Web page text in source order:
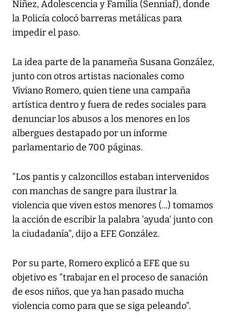
Niñez, Adolescencia y Familia (Senniaf), donde
la Policía colocó barreras metálicas para
impedir el paso.
La idea parte de la panameña Susana González,
junto con otros artistas nacionales como
Viviano Romero, quien tiene una campaña
artística dentro y fuera de redes sociales para
denunciar los abusos a los menores en los
albergues destapado por un informe
parlamentario de 700 páginas.
"Los pantis y calzoncillos estaban intervenidos
con manchas de sangre para ilustrar la
violencia que viven estos menores (...) tomamos
la acción de escribir la palabra 'ayuda' junto con
la ciudadanía", dijo a EFE González.
Por su parte, Romero explicó a EFE que su
objetivo es "trabajar en el proceso de sanación
de esos niños, que ya han pasado mucha
violencia como para que se siga peleando".